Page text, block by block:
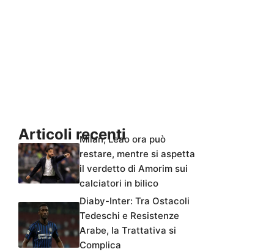
Articoli recenti
Milan, Leao ora può
restare, mentre si aspetta
il verdetto di Amorim sui
calciatori in bilico
Diaby-Inter: Tra Ostacoli
Tedeschi e Resistenze
Arabe, la Trattativa si
Complica